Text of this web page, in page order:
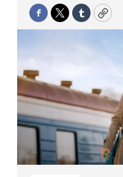
Facebook
TwitterTumblrCopy